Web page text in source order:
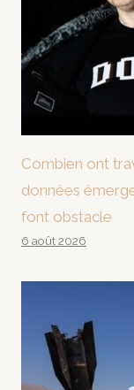
Combien ont
données
font obstacle
6 août 2026